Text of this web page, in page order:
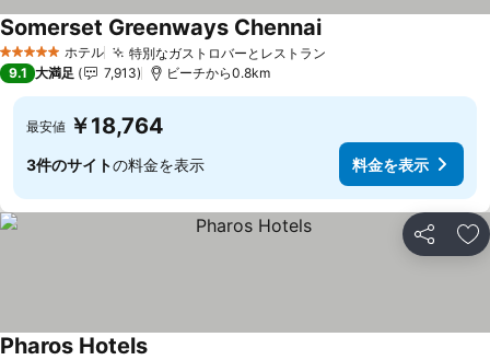
5 ホテルのランク
ホテル 特別なガストロバーとレストラン
Somerset Greenways Chennai
9.1 大満足 7,913 ビーチから0.8km
最安値 ￥18,764
3件のサイトの料金を表示 料金を表示
シェア お
Pharos Hotels